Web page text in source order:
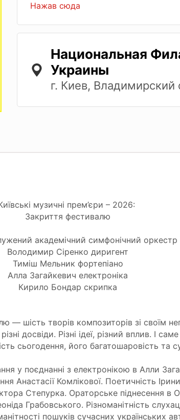
Нажав сюда
Национальная
Украины
г. Киев, Владимирский
музичні прем’єри – 2026:
Закриття фестивалю
академічний симфонічний оркестр
Володимир Сіренко диригент
Тиміш Мельник фортепіано
Алла Загайкевич електроніка
Кирило Бондар скрипка
— шість творів композиторів зі своїм
досвіди. Різні ідеї, різний вплив. І
сьогодення, його багатошаровість та
у поєднанні з електронікою в Алли
Анастасії Комлікової. Поетичність
Степурка. Ораторське піднесення
Грабовського. Різноманітність
пошуків сучасних українських